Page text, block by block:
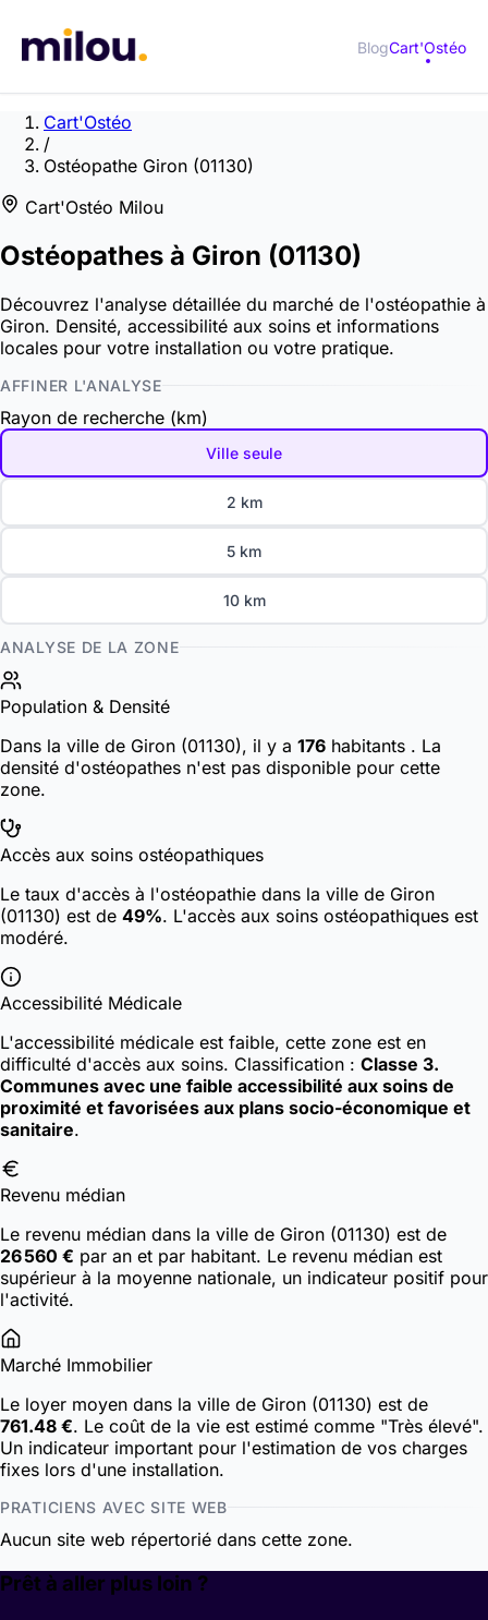
BlogCart'Ostéo
Cart'Ostéo
/
Ostéopathe Giron (01130)
Cart'Ostéo Milou
Ostéopathes à Giron (01130)
Découvrez l'analyse détaillée du marché de l'ostéopathie à
Giron. Densité, accessibilité aux soins et informations
locales pour votre installation ou votre pratique.
AFFINER L'ANALYSE
Rayon de recherche (km)
Ville seule
2 km
5 km
10 km
ANALYSE DE LA ZONE
Population & Densité
Dans la ville de Giron (01130), il y a 176 habitants . La
densité d'ostéopathes n'est pas disponible pour cette
zone.
Accès aux soins ostéopathiques
Le taux d'accès à l'ostéopathie dans la ville de Giron
(01130) est de 49%. L'accès aux soins ostéopathiques est
modéré.
Accessibilité Médicale
L'accessibilité médicale est faible, cette zone est en
difficulté d'accès aux soins. Classification : Classe 3.
Communes avec une faible accessibilité aux soins de
proximité et favorisées aux plans socio-économique et
sanitaire.
Revenu médian
Le revenu médian dans la ville de Giron (01130) est de
26 560 € par an et par habitant. Le revenu médian est
supérieur à la moyenne nationale, un indicateur positif pour
l'activité.
Marché Immobilier
Le loyer moyen dans la ville de Giron (01130) est de
761.48 €. Le coût de la vie est estimé comme "Très élevé".
Un indicateur important pour l'estimation de vos charges
fixes lors d'une installation.
PRATICIENS AVEC SITE WEB
Aucun site web répertorié dans cette zone.
Prêt à aller plus loin ?